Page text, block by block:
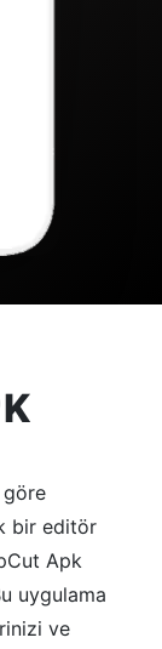
göre
bir editör
Apk
uygulama
ve